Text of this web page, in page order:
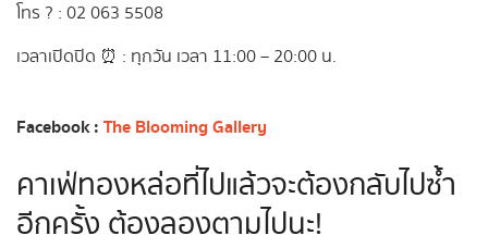
โทร ? : 02 063 5508
เวลาเปิดปิด ⏰ : ทุกวัน เวลา 11:00 – 20:00 น.
Facebook :The Blooming Gallery
คาเฟ่ทองหล่อที่ไปแล้วจะต้องกลับไปซ้ำ
อีกครั้ง ต้องลองตามไปนะ!